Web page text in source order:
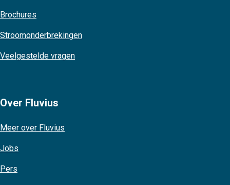
Brochures
Stroomonderbrekingen
Veelgestelde vragen
Over Fluvius
Meer over Fluvius
Jobs
Pers